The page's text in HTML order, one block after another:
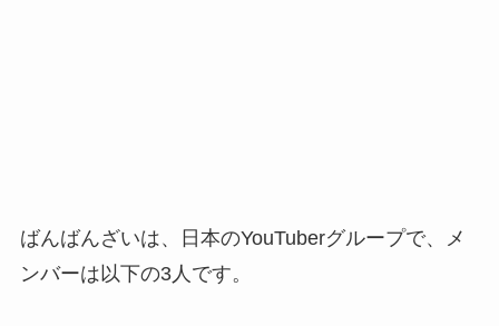
ばんばんざいは、日本のYouTuberグループで、メ
ンバーは以下の3人です。